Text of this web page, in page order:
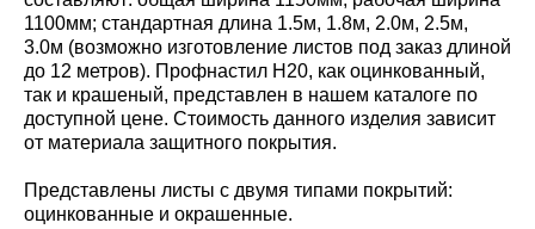
1100мм; стандартная длина 1.5м, 1.8м, 2.0м, 2.5м,
3.0м (возможно изготовление листов под заказ длиной
до 12 метров). Профнастил Н20, как оцинкованный,
так и крашеный, представлен в нашем каталоге по
доступной цене. Стоимость данного изделия зависит
от материала защитного покрытия.
Представлены листы с двумя типами покрытий:
оцинкованные и окрашенные.